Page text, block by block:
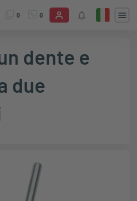
0 0
dente e
due